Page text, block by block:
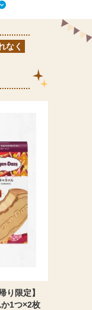
なく
り限定】
1つ×2枚